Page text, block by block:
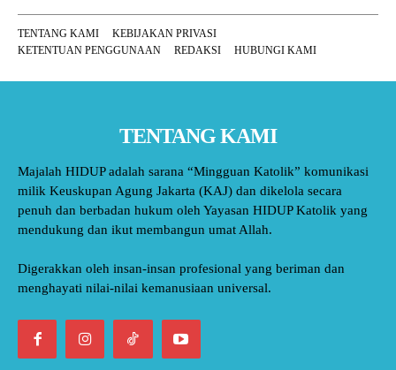
TENTANG KAMI
KEBIJAKAN PRIVASI
KETENTUAN PENGGUNAAN
REDAKSI HUBUNGI KAMI
TENTANG KAMI
Majalah HIDUP adalah sarana “Mingguan Katolik” komunikasi
milik Keuskupan Agung Jakarta (KAJ) dan dikelola secara
penuh dan berbadan hukum oleh Yayasan HIDUP Katolik yang
mendukung dan ikut membangun umat Allah.
Digerakkan oleh insan-insan profesional yang beriman dan
menghayati nilai-nilai kemanusiaan universal.